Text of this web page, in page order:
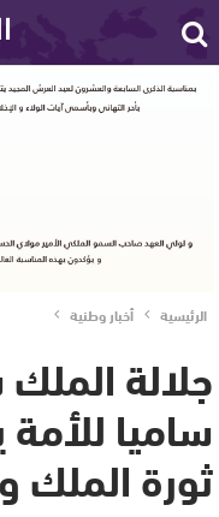
الرئيسية أخبار وطنية
جلالة
ساميا
ثورة